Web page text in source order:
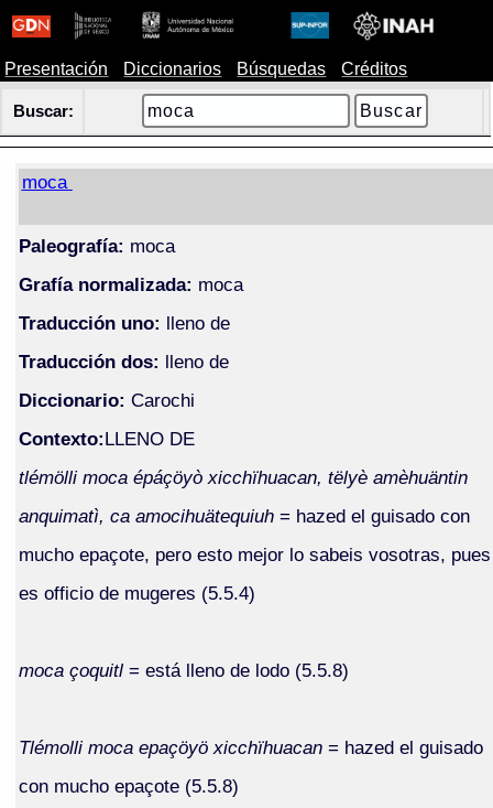
Presentación Diccionarios Búsquedas Créditos
Buscar:
moca
Paleografía: moca
Grafía normalizada: moca
Traducción uno: lleno de
Traducción dos: lleno de
Diccionario: Carochi
Contexto:LLENO DE
tlémölli moca épáçöyò xicchïhuacan, tëlyè amèhuäntin
anquimatì, ca amocihuätequiuh = hazed el guisado con
mucho epaçote, pero esto mejor lo sabeis vosotras, pues
es officio de mugeres (5.5.4)
moca çoquitl = está lleno de lodo (5.5.8)
Tlémolli moca epaçöyö xicchïhuacan = hazed el guisado
con mucho epaçote (5.5.8)